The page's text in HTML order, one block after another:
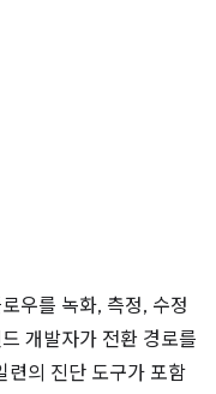
우를 녹화, 측정, 수정
개발자가 전환 경로를
련의 진단 도구가 포함